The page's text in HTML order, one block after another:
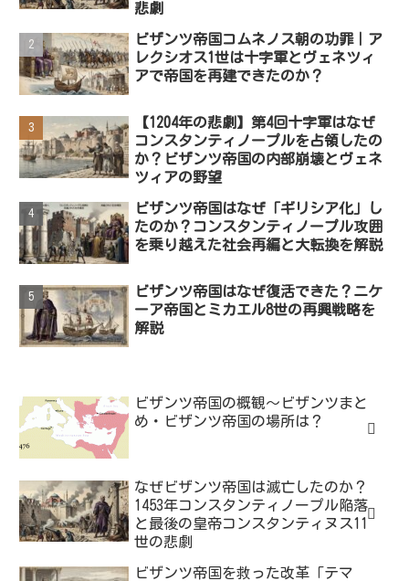
悲劇
ビザンツ帝国コムネノス朝の功罪｜ア
レクシオス1世は十字軍とヴェネツィ
アで帝国を再建できたのか？
【1204年の悲劇】第4回十字軍はなぜ
コンスタンティノープルを占領したの
か？ビザンツ帝国の内部崩壊とヴェネ
ツィアの野望
ビザンツ帝国はなぜ「ギリシア化」し
たのか？コンスタンティノープル攻囲
を乗り越えた社会再編と大転換を解説
ビザンツ帝国はなぜ復活できた？ニケ
ーア帝国とミカエル8世の再興戦略を
解説
ビザンツ帝国の概観～ビザンツまと
め・ビザンツ帝国の場所は？
なぜビザンツ帝国は滅亡したのか？
1453年コンスタンティノープル陥落
と最後の皇帝コンスタンティヌス11
世の悲劇
ビザンツ帝国を救った改革「テマ